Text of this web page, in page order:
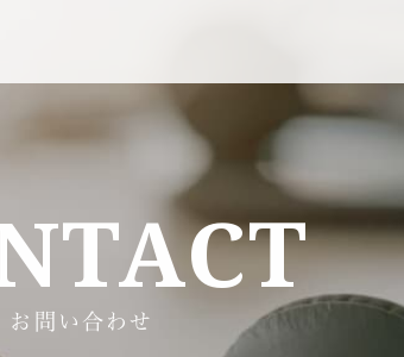
お問い合わせ